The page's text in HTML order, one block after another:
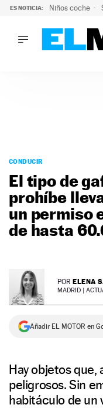
ES NOTICIA: Niños coche
PODCAST
MOTOS
TECNOLOGÍA
SUPERCOCHES
MOTORTV
NEWSLETTER
CONDUCIR
El tipo de
prohíbe
un permiso
de hasta
POR ELENA
MADRID |
Añadir EL MOTOR en
Hay objetos que,
peligrosos. Sin
habitáculo de un